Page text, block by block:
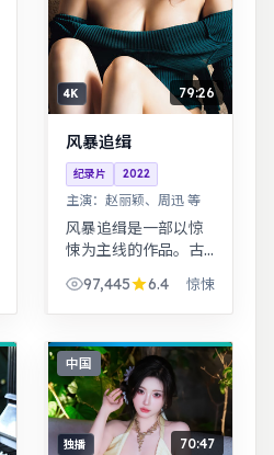
4K 79:26
风暴追缉
纪录片 2022
主演： 赵丽颖、周迅 等
风暴追缉是一部以惊
悚为主线的作品。古
弈，群像刻画细腻，
权谋与情感并重。武
择，动作设计利落，
意境悠远。
97,445 6.4 惊悚
中国
独播 70:47